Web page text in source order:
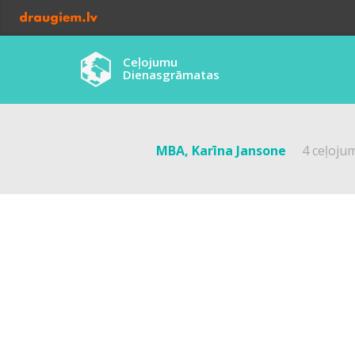
Ceļojumu
Dienasgrāmatas
MBA, Karīna Jansone 4